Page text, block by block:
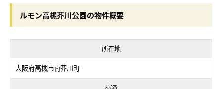
ルモン高槻芥川公園の物件概要
所在地
大阪府高槻市南芥川町